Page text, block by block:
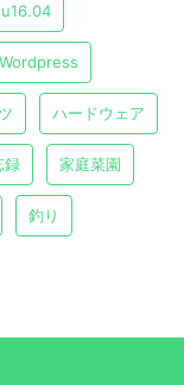
Wordpress
ハードウェア
録 家庭菜園
釣り